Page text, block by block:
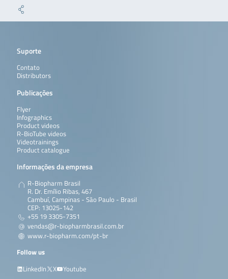
Suporte
Contato
Distributors
Publicações
Flyer
Infographics
Product videos
R-BioTube videos
Videotrainings
Product catalogue
Informações da empresa
R-Biopharm Brasil
R. Dr. Emílio Ribas, 467
Cambuí, Campinas - São Paulo - Brasil
CEP: 13025-142
+55 19 3305-7351
vendas@r-biopharmbrasil.com.br
www.r-biopharm.com/pt-br
Follow us
LinkedIn
X Youtube